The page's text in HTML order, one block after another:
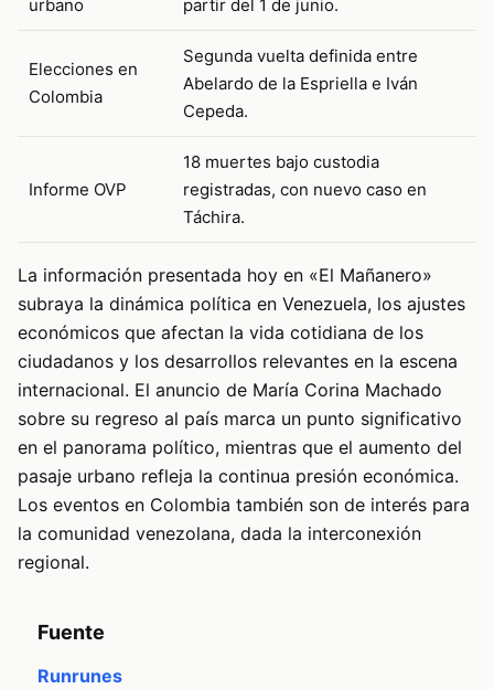
urbano
partir del 1 de junio.
Elecciones en
Colombia
Segunda vuelta definida entre
Abelardo de la Espriella e Iván
Cepeda.
Informe OVP
18 muertes bajo custodia
registradas, con nuevo caso en
Táchira.
La información presentada hoy en «El Mañanero»
subraya la dinámica política en Venezuela, los ajustes
económicos que afectan la vida cotidiana de los
ciudadanos y los desarrollos relevantes en la escena
internacional. El anuncio de María Corina Machado
sobre su regreso al país marca un punto significativo
en el panorama político, mientras que el aumento del
pasaje urbano refleja la continua presión económica.
Los eventos en Colombia también son de interés para
la comunidad venezolana, dada la interconexión
regional.
Fuente
Runrunes